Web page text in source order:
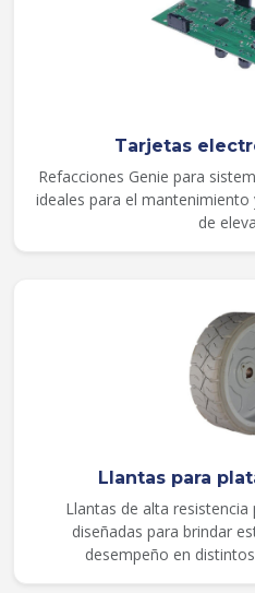
Tarjetas
Refacciones Genie para
ideales para el
de
Llantas para
Llantas de alta
diseñadas para brindar
desempeño en